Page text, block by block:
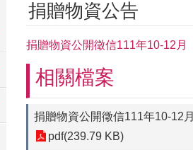
捐贈物資公告
捐贈物資公開徵信111年10-12月
相關檔案
捐贈物資公開徵信111年10-12月
pdf(239.79 KB)